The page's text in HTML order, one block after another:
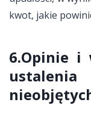
kwot, jakie
6.Opinie i